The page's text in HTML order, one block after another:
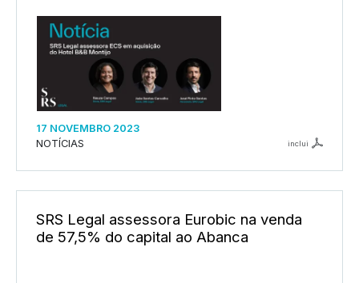
17 NOVEMBRO 2023
NOTÍCIAS
inclui
SRS Legal assessora Eurobic na venda
de 57,5% do capital ao Abanca